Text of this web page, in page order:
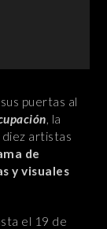
puertas al
, la
diez artistas
de
y visuales
el 19 de